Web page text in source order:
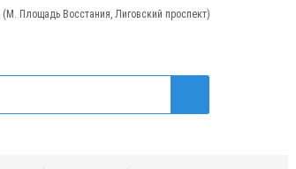
(М. Площадь Восстания, Лиговский проспект)